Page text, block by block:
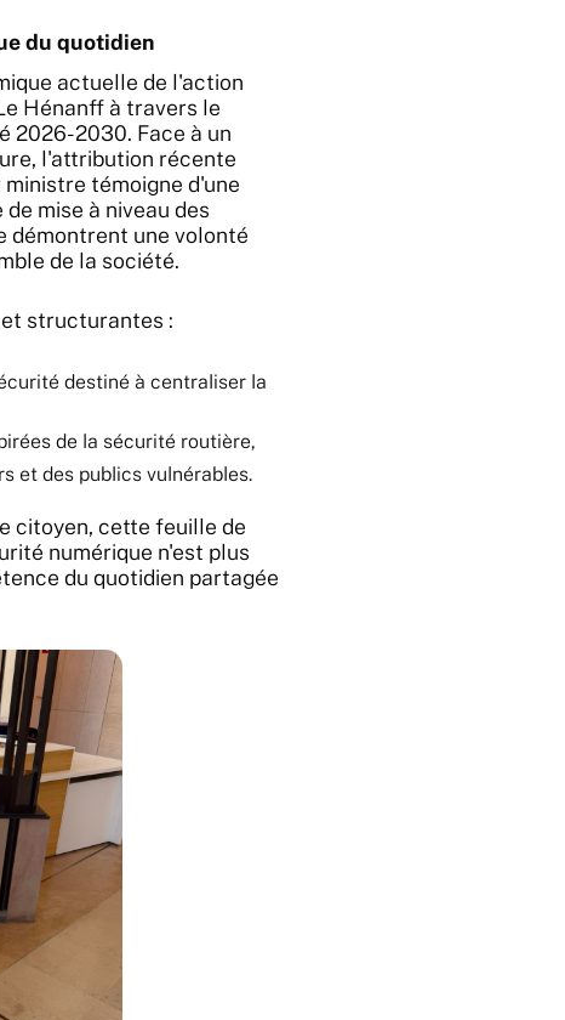
du quotidien
actuelle de l'action
Hénanff à travers le
2026-2030. Face à un
l'attribution récente
témoigne d'une
mise à niveau des
démontrent une volonté
de la société.
structurantes :
destiné à centraliser la
de la sécurité routière,
et des publics vulnérables.
citoyen, cette feuille de
numérique n'est plus
du quotidien partagée